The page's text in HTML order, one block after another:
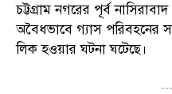
চট্টগ্রাম নগরের পূর্ব
অবৈধভাবে গ্যাস পরিবহনের
লিক হওয়ার ঘটনা ঘটেছে।